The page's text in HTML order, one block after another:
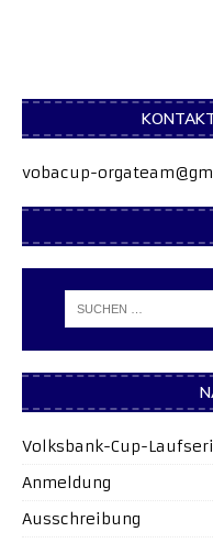
vobacup-
Volksbank-Cup-
Anmeldung
Ausschreibung